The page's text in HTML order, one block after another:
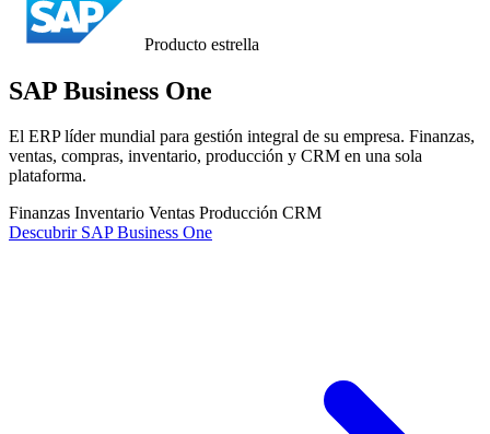
Producto estrella
SAP Business One
El ERP líder mundial para gestión integral de su empresa. Finanzas,
ventas, compras, inventario, producción y CRM en una sola
plataforma.
Finanzas Inventario Ventas Producción CRM
Descubrir SAP Business One